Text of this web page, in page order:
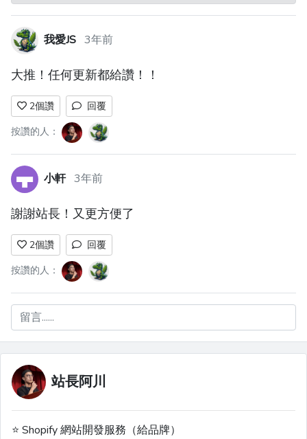
我愛JS 3年前
大推！任何更新都給讚！！
2個讚
回覆
按讚的人：
小軒 3年前
謝謝站長！又更方便了
2個讚
回覆
按讚的人：
留言......
站長阿川
⭐️ Shopify 網站開發服務（給品牌）